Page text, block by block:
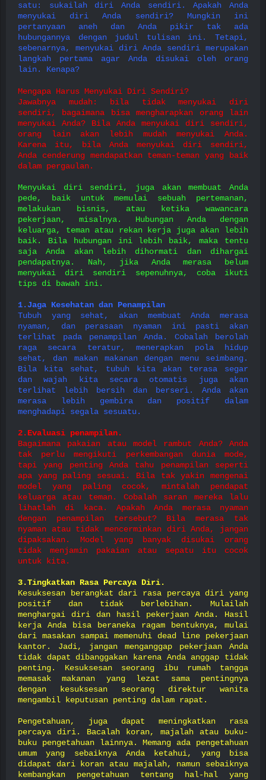
satu: sukailah diri Anda sendiri. Apakah Anda
menyukai diri Anda sendiri? Mungkin ini
pertanyaan aneh dan Anda pikir tak ada
hubungannya dengan judul tulisan ini. Tetapi,
sebenarnya, menyukai diri Anda sendiri merupakan
langkah pertama agar Anda disukai oleh orang
lain. Kenapa?
Mengapa Harus Menyukai Diri Sendiri?
Jawabnya mudah: bila tidak menyukai diri
sendiri, bagaimana bisa mengharapkan orang lain
menyukai Anda? Bila Anda menyukai diri sendiri,
orang lain akan lebih mudah menyukai Anda.
Karena itu, bila Anda menyukai diri sendiri,
Anda cenderung mendapatkan teman-teman yang baik
dalam pergaulan.
Menyukai diri sendiri, juga akan membuat Anda
pede, baik untuk memulai sebuah pertemanan,
melakukan bisnis, atau ketika wawancara
pekerjaan, misalnya. Hubungan Anda dengan
keluarga, teman atau rekan kerja juga akan lebih
baik. Bila hubungan ini lebih baik, maka tentu
saja Anda akan lebih dihormati dan dihargai
pendapatnya. Nah, jika Anda merasa belum
menyukai diri sendiri sepenuhnya, coba ikuti
tips di bawah ini.
1.Jaga Kesehatan dan Penampilan
Tubuh yang sehat, akan membuat Anda merasa
nyaman, dan perasaan nyaman ini pasti akan
terlihat pada penampilan Anda. Cobalah berolah
raga secara teratur, menerapkan pola hidup
sehat, dan makan makanan dengan menu seimbang.
Bila kita sehat, tubuh kita akan terasa segar
dan wajah kita secara otomatis juga akan
terlihat lebih bersih dan berseri. Anda akan
merasa lebih gembira dan positif dalam
menghadapi segala sesuatu.
2.Evaluasi penampilan.
Bagaimana pakaian atau model rambut Anda? Anda
tak perlu mengikuti perkembangan dunia mode,
tapi yang penting Anda tahu penampilan seperti
apa yang paling sesuai. Bila tak yakin mengenai
model yang paling cocok, mintalah pendapat
keluarga atau teman. Cobalah saran mereka lalu
lihatlah di kaca. Apakah Anda merasa nyaman
dengan penampilan tersebut? Bila merasa tak
nyaman atau tidak mencerminkan diri Anda, jangan
dipaksakan. Model yang banyak disukai orang
tidak menjamin pakaian atau sepatu itu cocok
untuk kita.
3.Tingkatkan Rasa Percaya Diri.
Kesuksesan berangkat dari rasa percaya diri yang
positif dan tidak berlebihan. Mulailah
menghargai diri dan hasil pekerjaan Anda. Hasil
kerja Anda bisa beraneka ragam bentuknya, mulai
dari masakan sampai memenuhi dead line pekerjaan
kantor. Jadi, jangan menganggap pekerjaan Anda
tidak dapat dibanggakan karena Anda anggap tidak
penting. Kesuksesan seorang ibu rumah tangga
memasak makanan yang lezat sama pentingnya
dengan kesuksesan seorang direktur wanita
mengambil keputusan penting dalam rapat.
Pengetahuan, juga dapat meningkatkan rasa
percaya diri. Bacalah koran, majalah atau buku-
buku pengetahuan lainnya. Memang ada pengetahuan
umum yang sebaiknya Anda ketahui, yang bisa
didapat dari koran atau majalah, namun sebaiknya
kembangkan pengetahuan tentang hal-hal yang